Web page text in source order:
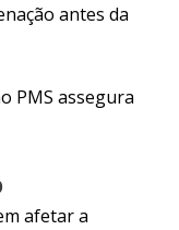
antes da
PMS assegura
afetar a